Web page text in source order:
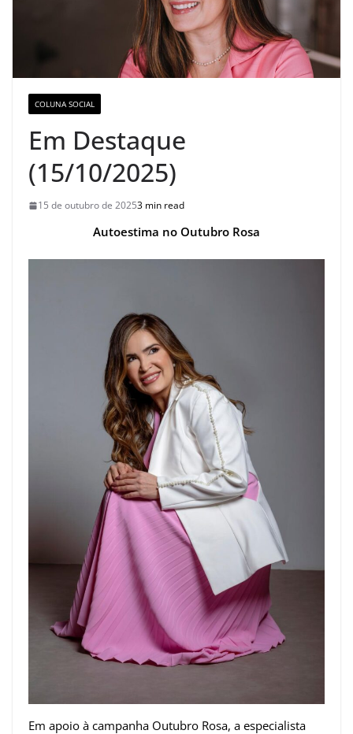
COLUNA SOCIAL
Em Destaque
(15/10/2025)
15 de outubro de 20253 min read
Autoestima no Outubro Rosa
Em apoio à campanha Outubro Rosa, a especialista